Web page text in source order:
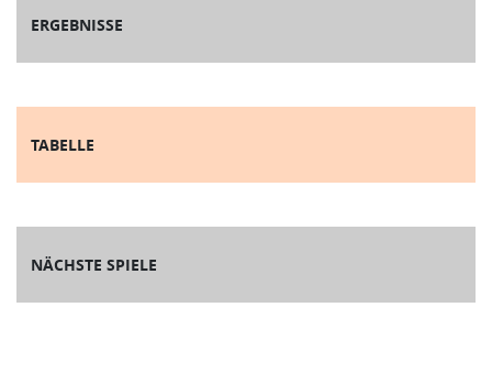
ERGEBNISSE
TABELLE
NÄCHSTE SPIELE